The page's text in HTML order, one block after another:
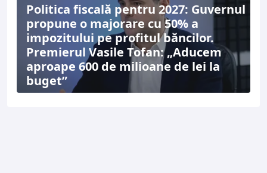
Politica fiscală pentru 2027: Guvernul
propune o majorare cu 50% a
impozitului pe profitul băncilor.
Premierul Vasile Tofan: „Aducem
aproape 600 de milioane de lei la
buget”